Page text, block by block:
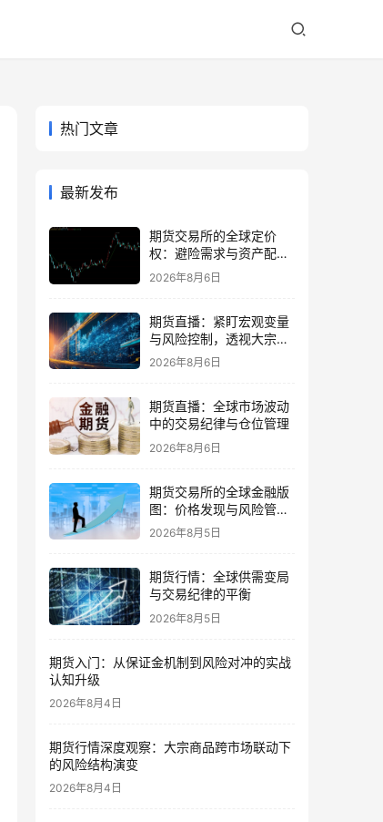
热门文章
最新发布
期货交易所的全球定价
权：避险需求与资产配置
再平衡
2026年8月6日
期货直播：紧盯宏观变量
与风险控制，透视大宗商
品波动逻辑
2026年8月6日
期货直播：全球市场波动
中的交易纪律与仓位管理
2026年8月6日
期货交易所的全球金融版
图：价格发现与风险管理
的核心
2026年8月5日
期货行情：全球供需变局
与交易纪律的平衡
2026年8月5日
期货入门：从保证金机制到风险对冲的实战
认知升级
2026年8月4日
期货行情深度观察：大宗商品跨市场联动下
的风险结构演变
2026年8月4日